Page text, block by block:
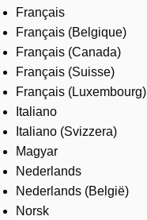
Français
Français (Belgique)
Français (Canada)
Français (Suisse)
Français (Luxembourg)
Italiano
Italiano (Svizzera)
Magyar
Nederlands
Nederlands (België)
Norsk